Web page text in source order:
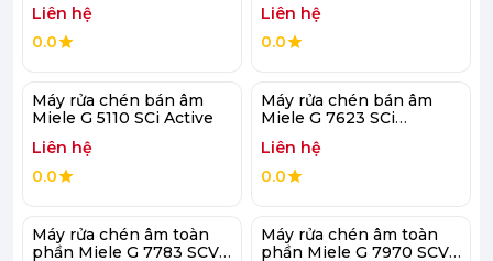
Liên hệ
0.0
Liên hệ
0.0
Máy rửa chén bán âm
Miele G 5110 SCi Active
Liên hệ
0.0
Máy rửa chén bán âm
Miele G 7623 SCi
Liên hệ
0.0
Máy rửa chén âm toàn
phần Miele G 7783 SCVi
Máy rửa chén âm toàn
phần Miele G 7970 SCVi